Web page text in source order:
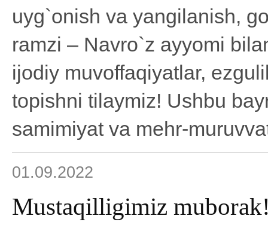
uyg`onish va yangilanish,
ramzi – Navro`z ayyomi
ijodiy muvoffaqiyatlar,
topishni tilaymiz! Ushbu
samimiyat va mehr-
01.09.2022
Mustaqilligimiz